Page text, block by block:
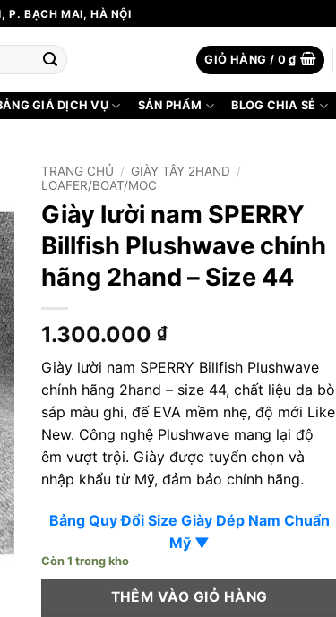
P. BẠCH MAI, HÀ NỘI
GIỎ HÀNG / 0₫
GIÁ DỊCH VỤ SẢN PHẨM BLOG CHIA SẺ
TRANG CHỦ / GIÀY TÂY 2HAND /
LOAFER/BOAT/MOC
Giày lười nam SPERRY
Billfish Plushwave chính
hãng 2hand – Size 44
1.300.000 ₫
Giày lười nam SPERRY Billfish Plushwave
chính hãng 2hand – size 44, chất liệu da bò
sáp màu ghi, đế EVA mềm nhẹ, độ mới Like
New. Công nghệ Plushwave mang lại độ
êm vượt trội. Giày được tuyển chọn và
nhập khẩu từ Mỹ, đảm bảo chính hãng.
Bảng Quy Đổi Size Giày Dép Nam Chuẩn
Mỹ ▼
Còn 1 trong kho
THÊM VÀO GIỎ HÀNG